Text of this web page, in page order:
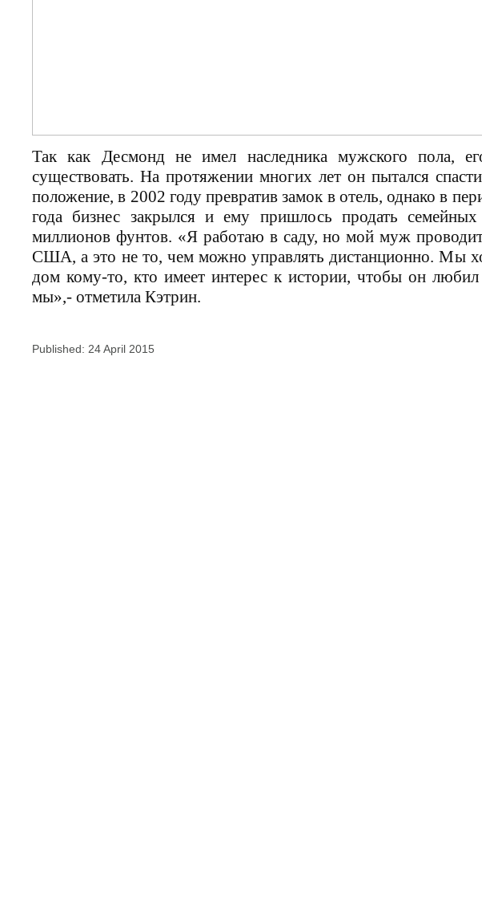
Так как Десмонд не имел наследника мужского пола,
существовать. На протяжении многих лет он пытался
положение, в 2002 году превратив замок в отель, однако в
года бизнес закрылся и ему пришлось продать
миллионов фунтов. «Я работаю в саду, но мой муж
США, а это не то, чем можно управлять дистанционно. Мы
дом кому-то, кто имеет интерес к истории, чтобы он
мы»,- отметила Кэтрин.
Published: 24 April 2015